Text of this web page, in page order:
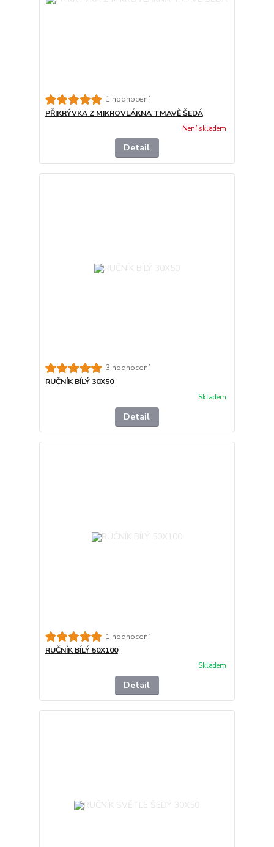
1 hodnocení
PŘIKRÝVKA Z MIKROVLÁKNA TMAVĚ ŠEDÁ
Není skladem
Detail
3 hodnocení
RUČNÍK BÍLÝ 30X50
Skladem
Detail
1 hodnocení
RUČNÍK BÍLÝ 50X100
Skladem
Detail